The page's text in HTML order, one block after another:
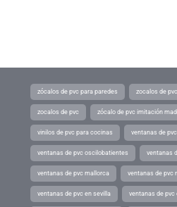
zócalos de pvc para paredes zocalos de
zocalos de pvc zócalo de pvc imitación
vinilos de pvc para cocinas ventanas de
ventanas de pvc oscilobatientes ventanas
ventanas de pvc mallorca ventanas de pvc
ventanas de pvc en sevilla ventanas de pvc